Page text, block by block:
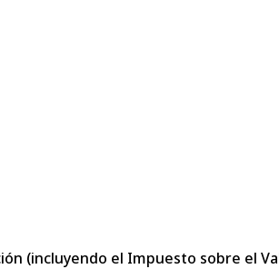
(incluyendo el Impuesto sobre el